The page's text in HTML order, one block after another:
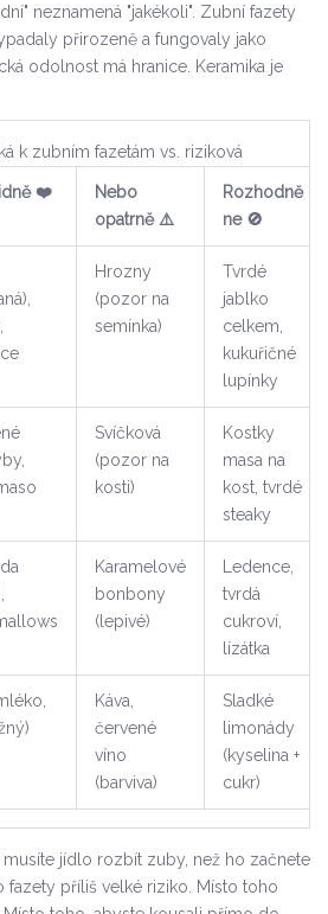
neznamená "jakékoli". Zubní fazety
přirozeně a fungovaly jako
odolnost má hranice. Keramika je
k zubním fazetám vs. riziková
❤️
Nebo
opatrně ⚠️
Rozhodně
ne 🚫
Hrozny
(pozor na
semínka)
Tvrdé
jablko
celkem,
kukuřičné
lupínky
Svíčková
(pozor na
kosti)
Kostky
masa na
kost, tvrdé
steaky
Karamelové
bonbony
(lepivé)
Ledence,
tvrdá
cukroví,
lízátka
Káva,
červené
víno
(barviva)
Sladké
limonády
(kyselina +
cukr)
musíte jídlo rozbít zuby, než ho začnete
fazety příliš velké riziko. Místo toho